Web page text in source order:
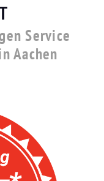
Service
Aachen